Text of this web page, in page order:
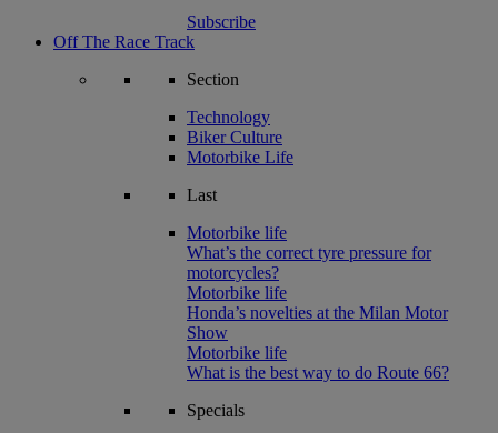
Subscribe
Off The Race Track
Section
Technology
Biker Culture
Motorbike Life
Last
Motorbike life
What’s the correct tyre pressure for
motorcycles?
Motorbike life
Honda’s novelties at the Milan Motor
Show
Motorbike life
What is the best way to do Route 66?
Specials